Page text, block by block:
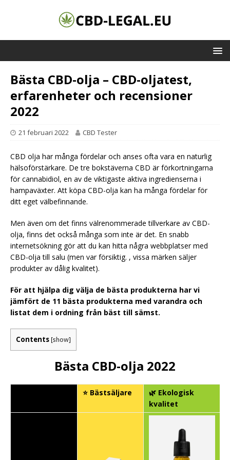
Bästa CBD-olja – CBD-oljatest,
erfarenheter och recensioner
2022
21 februari 2022 CBD Tester
CBD olja har många fördelar och anses ofta vara en naturlig
hälsoförstärkare. De tre bokstäverna CBD är förkortningarna
för cannabidiol, en av de viktigaste aktiva ingredienserna i
hampaväxter. Att köpa CBD-olja kan ha många fördelar för
ditt eget välbefinnande.
Men även om det finns välrenommerade tillverkare av CBD-
olja, finns det också många som inte är det. En snabb
internetsökning gör att du kan hitta några webbplatser med
CBD-olja till salu (men var försiktig. , vissa märken säljer
produkter av dålig kvalitet).
För att hjälpa dig välja de bästa produkterna har vi
jämfört de 11 bästa produkterna med varandra och
listat dem i ordning från bäst till sämst.
Contents [show]
Bästa CBD-olja 2022
⭐ Bästsäljare
🌿 Ekologisk
kvalitet